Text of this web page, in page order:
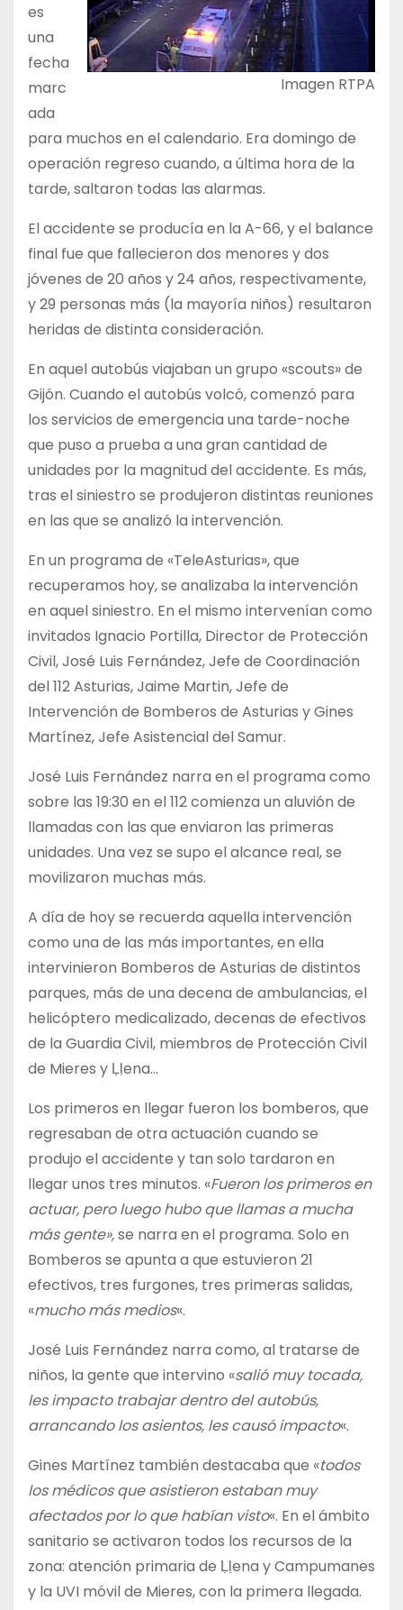
Imagen RTPA
es
una
fecha
marc
ada
para muchos en el calendario. Era domingo de
operación regreso cuando, a última hora de la
tarde, saltaron todas las alarmas.
El accidente se producía en la A-66, y el balance
final fue que fallecieron dos menores y dos
jóvenes de 20 años y 24 años, respectivamente,
y 29 personas más (la mayoría niños) resultaron
heridas de distinta consideración.
En aquel autobús viajaban un grupo «scouts» de
Gijón. Cuando el autobús volcó, comenzó para
los servicios de emergencia una tarde-noche
que puso a prueba a una gran cantidad de
unidades por la magnitud del accidente. Es más,
tras el siniestro se produjeron distintas reuniones
en las que se analizó la intervención.
En un programa de «TeleAsturias», que
recuperamos hoy, se analizaba la intervención
en aquel siniestro. En el mismo intervenían como
invitados Ignacio Portilla, Director de Protección
Civil, José Luis Fernández, Jefe de Coordinación
del 112 Asturias, Jaime Martin, Jefe de
Intervención de Bomberos de Asturias y Gines
Martínez, Jefe Asistencial del Samur.
José Luis Fernández narra en el programa como
sobre las 19:30 en el 112 comienza un aluvión de
llamadas con las que enviaron las primeras
unidades. Una vez se supo el alcance real, se
movilizaron muchas más.
A día de hoy se recuerda aquella intervención
como una de las más importantes, en ella
intervinieron Bomberos de Asturias de distintos
parques, más de una decena de ambulancias, el
helicóptero medicalizado, decenas de efectivos
de la Guardia Civil, miembros de Protección Civil
de Mieres y Ḷḷena…
Los primeros en llegar fueron los bomberos, que
regresaban de otra actuación cuando se
produjo el accidente y tan solo tardaron en
llegar unos tres minutos. «Fueron los primeros en
actuar, pero luego hubo que llamas a mucha
más gente»,se narra en el programa. Solo en
Bomberos se apunta a que estuvieron 21
efectivos, tres furgones, tres primeras salidas,
«mucho más medios«.
José Luis Fernández narra como, al tratarse de
niños, la gente que intervino «salió muy tocada,
les impacto trabajar dentro del autobús,
arrancando los asientos, les causó impacto«.
Gines Martínez también destacaba que «todos
los médicos que asistieron estaban muy
afectados por lo que habían visto«. En el ámbito
sanitario se activaron todos los recursos de la
zona: atención primaria de Ḷḷena y Campumanes
y la UVI móvil de Mieres, con la primera llegada.